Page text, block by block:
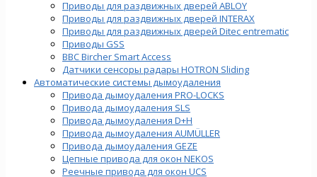
Приводы для раздвижных дверей ABLOY
Приводы для раздвижных дверей INTERAX
Приводы для раздвижных дверей Ditec entrematic
Приводы GSS
BBC Bircher Smart Access
Датчики сенсоры радары HOTRON Sliding
Автоматические системы дымоудаления
Привода дымоудаления PRO-LOCKS
Привода дымоудаления SLS
Привода дымоудаления D+H
Привода дымоудаления AUMÜLLER
Привода дымоудаления GEZE
Цепные привода для окон NEKOS
Реечные привода для окон UСS